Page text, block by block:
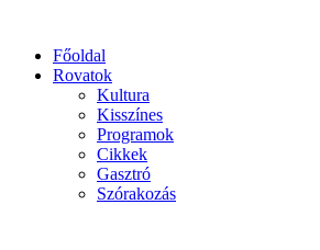
Főoldal
Rovatok
Kultura
Kisszínes
Programok
Cikkek
Gasztró
Szórakozás